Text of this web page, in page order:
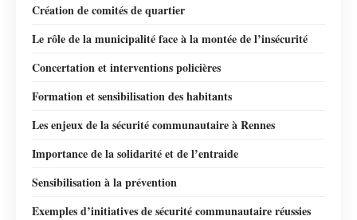
Création de comités de quartier
Le rôle de la municipalité face à la montée de l’insécurité
Concertation et interventions policières
Formation et sensibilisation des habitants
Les enjeux de la sécurité communautaire à Rennes
Importance de la solidarité et de l’entraide
Sensibilisation à la prévention
Exemples d’initiatives de sécurité communautaire réussies